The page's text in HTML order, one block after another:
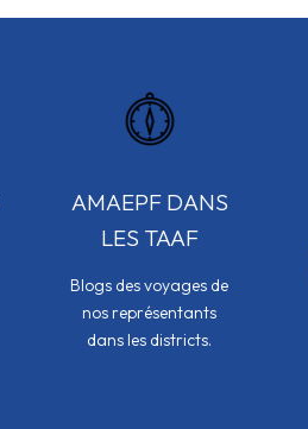
AMAEPF DANS
LES TAAF
Blogs des voyages de
nos représentants
dans les districts.